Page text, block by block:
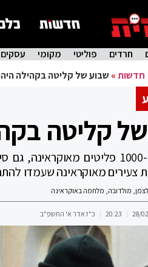
חרדים פוליטי מקומי עסקים
חדשות» שבוע של קליטה בקהילה
קליטה
בין למעלה מ-1000 פליטים
צעירים מאוקראינה שעמדו
, מולדובה, מלחמה באוקראינה
28/
20:23 כ"ז אדר א' התשפ"ב